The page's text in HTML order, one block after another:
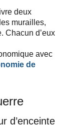
deux
murailles,
Chacun d’eux
avec
de
d’enceinte